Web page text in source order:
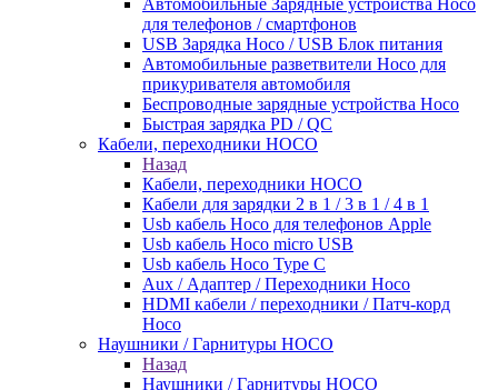
Автомобильные Зарядные устройства Hoco
для телефонов / смартфонов
USB Зарядка Hoco / USB Блок питания
Автомобильные разветвители Hoco для
прикуривателя автомобиля
Беспроводные зарядные устройства Hoco
Быстрая зарядка PD / QC
Кабели, переходники HOCO
Назад
Кабели, переходники HOCO
Кабели для зарядки 2 в 1 / 3 в 1 / 4 в 1
Usb кабель Hoco для телефонов Apple
Usb кабель Hoco micro USB
Usb кабель Hoco Type C
Aux / Адаптер / Переходники Hoco
HDMI кабели / переходники / Патч-корд
Hoco
Наушники / Гарнитуры HOCO
Назад
Наушники / Гарнитуры HOCO